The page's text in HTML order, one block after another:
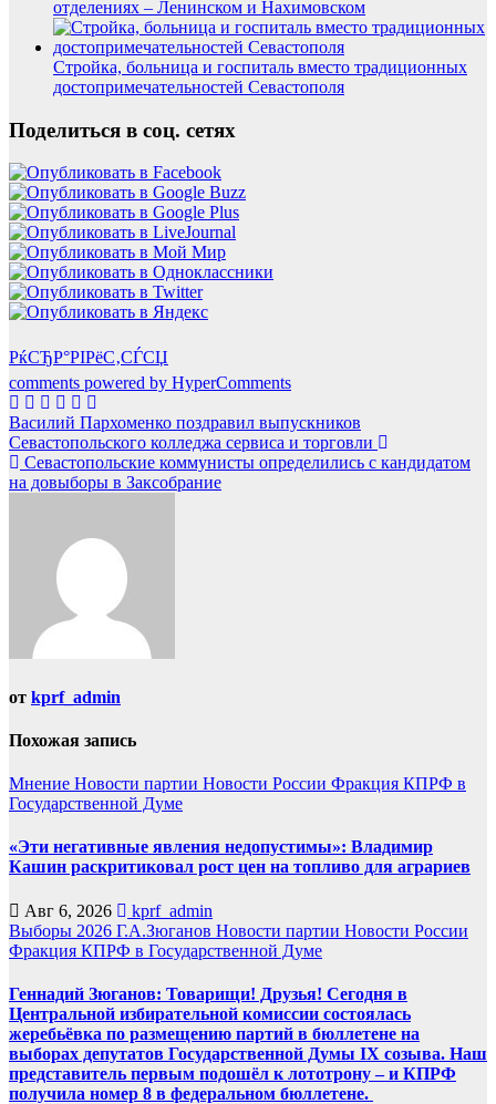
отделениях – Ленинском и Нахимовском
Стройка, больница и госпиталь вместо традиционных
достопримечательностей Севастополя
Поделиться в соц. сетях
РќСЂР°РІРёС‚СЃСЏ
comments powered by HyperComments
Навигация
по
записям
Василий Пархоменко поздравил выпускников
Севастопольского колледжа сервиса и торговли
Севастопольские коммунисты определились с кандидатом
на довыборы в Заксобрание
от kprf_admin
Похожая запись
Мнение Новости партии Новости России Фракция КПРФ в
Государственной Думе
«Эти негативные явления недопустимы»: Владимир
Кашин раскритиковал рост цен на топливо для аграриев
Авг 6, 2026
kprf_admin
Выборы 2026 Г.А.Зюганов Новости партии Новости России
Фракция КПРФ в Государственной Думе
Геннадий Зюганов: Товарищи! Друзья! Сегодня в
Центральной избирательной комиссии состоялась
жеребьёвка по размещению партий в бюллетене на
выборах депутатов Государственной Думы IX созыва. Наш
представитель первым подошёл к лототрону – и КПРФ
получила номер 8 в федеральном бюллетене.